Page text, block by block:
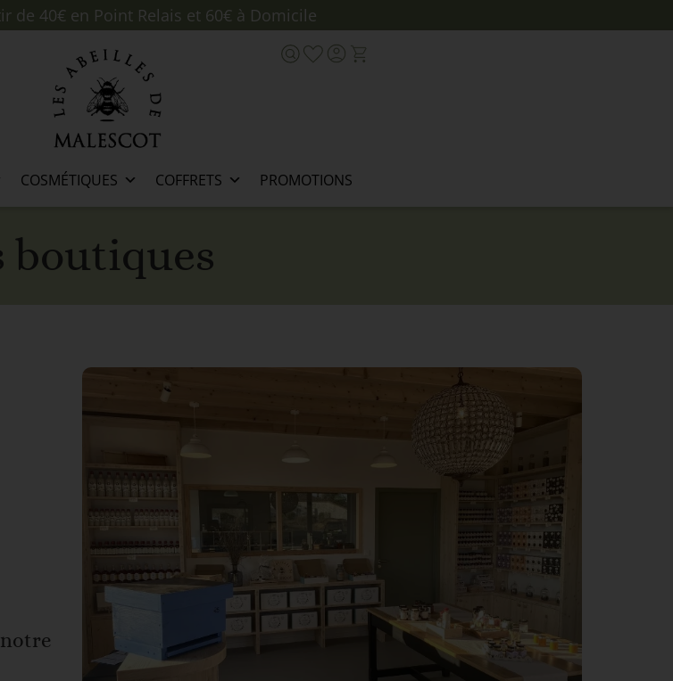
de 40€ en Point Relais et 60€ à Domicile
COSMÉTIQUES COFFRETS PROMOTIONS
boutiques